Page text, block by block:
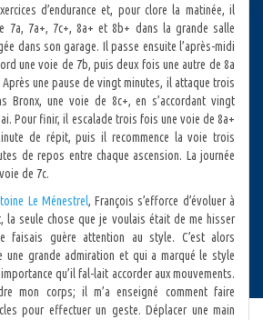
d’endurance et, pour clore la matinée, il
7a, 7a+, 7c+, 8a+ et 8b+ dans la grande salle
dans son garage. Il passe ensuite l’après-midi
une voie de 7b, puis deux fois une autre de 8a
Après une pause de vingt minutes, il attaque trois
Bronx, une voie de 8c+, en s’accordant vingt
Pour finir, il escalade trois fois une voie de 8a+
de répit, puis il recommence la voie trois
de repos entre chaque ascension. La journée
de 7c.
Le Ménestrel, François s’efforce d’évoluer à
la seule chose que je voulais était de me hisser
guère attention au style. C’est alors
une grande admiration et qui a marqué le style
qu’il fal-lait accorder aux mouvements.
mon corps; il m’a enseigné comment faire
pour effectuer un geste. Déplacer une main